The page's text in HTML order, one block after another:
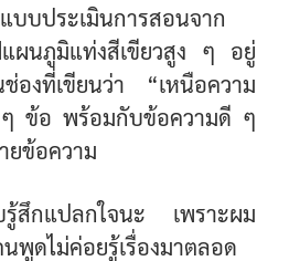
บบประเมินการสอนจาก
ผนภูมิแท่งสีเขียวสูง ๆ อยู่
องที่เขียนว่า “เหนือความ
ข้อ พร้อมกับข้อความดี ๆ
ข้อความ
รู้สึกแปลกใจนะ เพราะผม
นพูดไม่ค่อยรู้เรื่องมาตลอด